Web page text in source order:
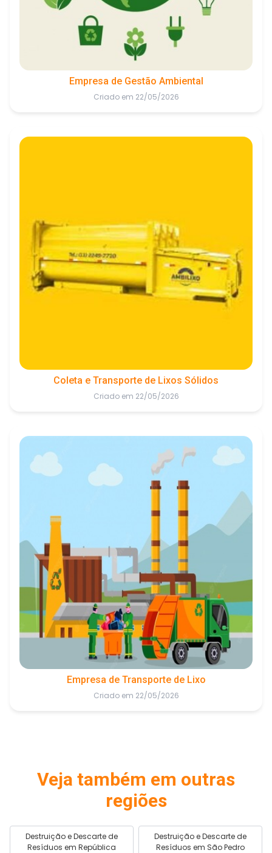
Empresa de Gestão Ambiental
Criado em 22/05/2026
Coleta e Transporte de Lixos Sólidos
Criado em 22/05/2026
Empresa de Transporte de Lixo
Criado em 22/05/2026
Veja também em outras
regiões
Destruição e Descarte de
Resíduos em República
Destruição e Descarte de
Resíduos em São Pedro